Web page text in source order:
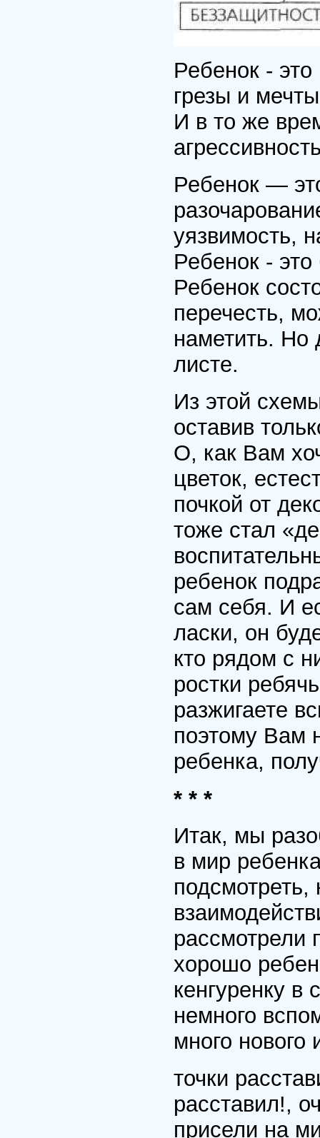
Ребенок -
грезы и
И в то же
Ребенок —
уязвимость,
Ребенок - это
Ребенок
перечесть,
наметить. Но
листе.
Из этой
оставив
О, как Вам
цветок,
почкой от
тоже стал
ребенок
сам себя. И
ласки, он
кто рядом с
ростки
разжигаете
поэтому Вам
ребенка,
* * *
Итак, мы
в мир
подсмотреть,
рассмотрели
хорошо
кенгуренку в
немного
много нового
точки
расставил!,
присели на